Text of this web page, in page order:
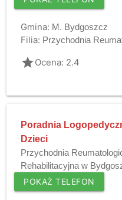
Gmina: M. Bydgoszcz
Filia: Przychodnia
gradeOcena: 2.4
Poradnia
Dzieci
Przychodnia
Rehabilitacyjna w
POKAŻ TELEFON